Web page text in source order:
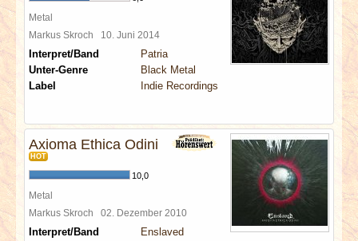
Metal
Markus Skroch 10. Juni 2014
Interpret/Band
Patria
Unter-Genre
Black Metal
Label
Indie Recordings
Axioma Ethica Odini
HOT
10,0
Metal
Markus Skroch 02. Dezember 2010
Interpret/Band
Enslaved